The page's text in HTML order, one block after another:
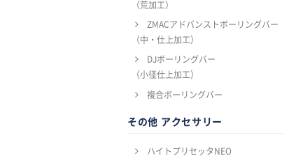
（荒加工）
ZMACアドバンストボーリングバー
（中・仕上加工）
DJボーリングバー
（小径仕上加工）
複合ボーリングバー
その他 アクセサリー
ハイトプリセッタNEO